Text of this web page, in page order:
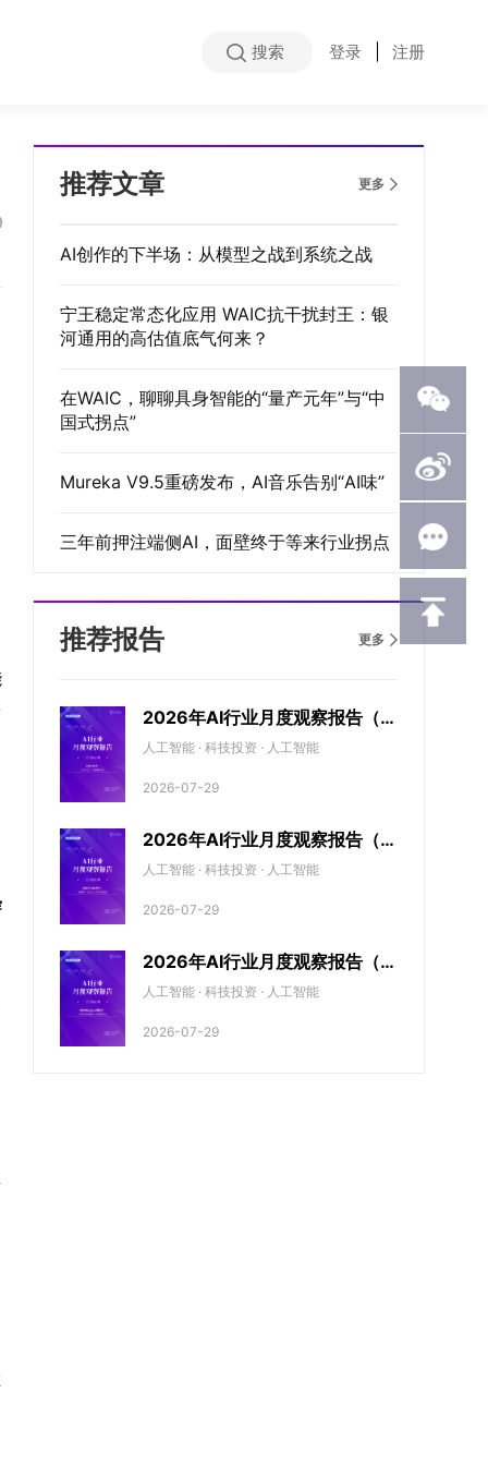
搜索 登录 注册
推荐文章 更多
AI创作的下半场：从模型之战到系统之战
宁王稳定常态化应用 WAIC抗干扰封王：银
河通用的高估值底气何来？
在WAIC，聊聊具身智能的“量产元年”与“中
国式拐点”
Mureka V9.5重磅发布，AI音乐告别“AI味”
三年前押注端侧AI，面壁终于等来行业拐点
推荐报告 更多
2026年AI行业月度观察报告（6
月期）
人工智能 · 科技投资 · 人工智能
2026-07-29
2026年AI行业月度观察报告（5
月期）
人工智能 · 科技投资 · 人工智能
2026-07-29
2026年AI行业月度观察报告（4
月期）
人工智能 · 科技投资 · 人工智能
2026-07-29